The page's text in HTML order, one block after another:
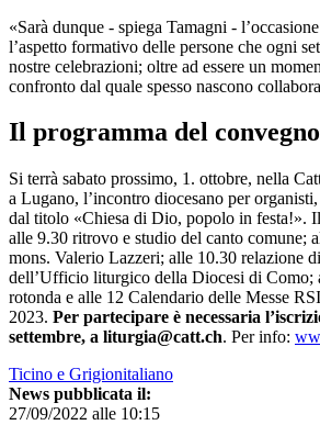
«Sarà dunque - spiega Tamagni -
l’aspetto formativo delle persone che ogni
nostre celebrazioni; oltre ad essere un
confronto dal quale spesso nascono
Il programma del convegno
Si terrà sabato prossimo, 1. ottobre, nella
a Lugano, l’incontro diocesano per
dal titolo «Chiesa di Dio, popolo in festa!».
alle 9.30 ritrovo e studio del canto comune;
mons. Valerio Lazzeri; alle 10.30 relazione
dell’Ufficio liturgico della Diocesi di Como;
rotonda e alle 12 Calendario delle Messe
2023. Per partecipare è necessaria
settembre, a liturgia@catt.ch. Per info:
Ticino e Grigionitaliano
News pubblicata il:
27/09/2022 alle 10:15